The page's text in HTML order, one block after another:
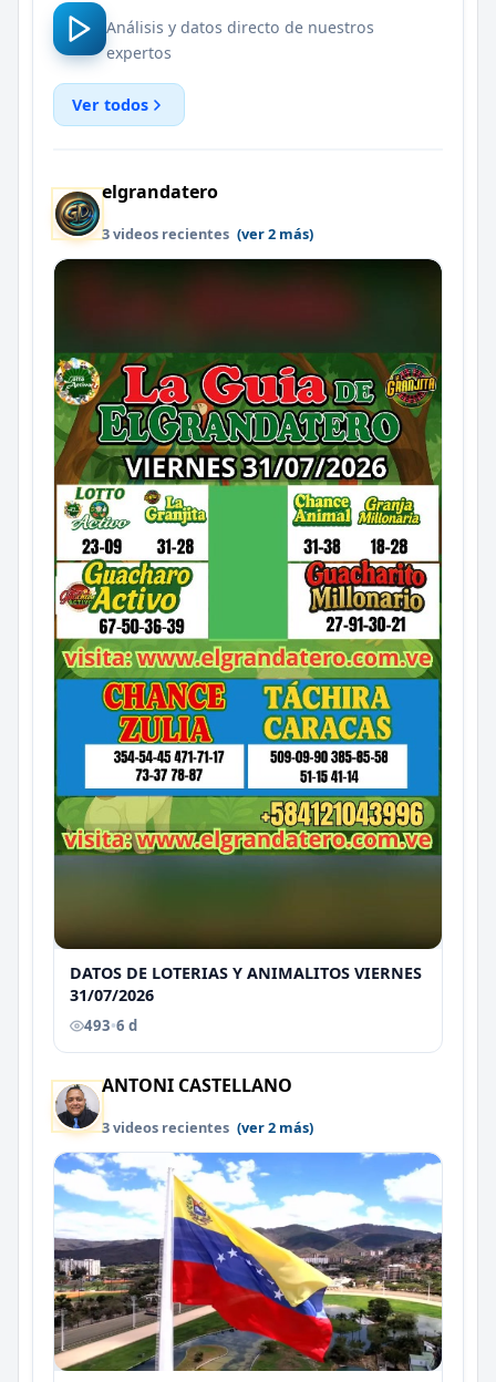
Análisis y datos directo de nuestros
expertos
Ver todos
elgrandatero
3 videos recientes (ver 2 más)
DATOS DE LOTERIAS Y ANIMALITOS VIERNES
31/07/2026
493•6 d
ANTONI CASTELLANO
3 videos recientes (ver 2 más)